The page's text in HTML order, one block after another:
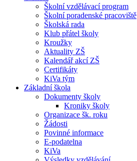
Školní vzdělávací program
Školní poradenské pracoviště
Školská rada
Klub přátel školy
Kroužky
Aktuality ZŠ
Kalendář akcí ZŠ
Certifikáty
KiVa tým
Základní škola
Dokumenty školy
Kroniky školy
Organizace šk. roku
Žádosti
Povinné informace
E-podatelna
KiVa